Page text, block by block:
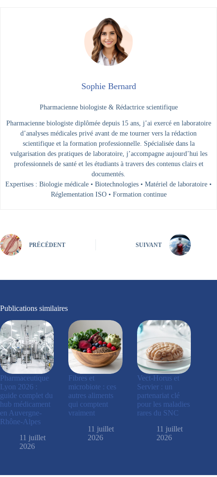
Sophie Bernard
Pharmacienne biologiste & Rédactrice scientifique
Pharmacienne biologiste diplômée depuis 15 ans, j’ai exercé en laboratoire
d’analyses médicales privé avant de me tourner vers la rédaction
scientifique et la formation professionnelle. Spécialisée dans la
vulgarisation des pratiques de laboratoire, j’accompagne aujourd’hui les
professionnels de santé et les étudiants à travers des contenus clairs et
documentés.
Expertises : Biologie médicale • Biotechnologies • Matériel de laboratoire •
Réglementation ISO • Formation continue
PRÉCÉDENT SUIVANT
Publications similaires
Pharmaceutique
Lyon 2026 :
guide complet du
hub médicament
en Auvergne-
Rhône-Alpes
11 juillet
2026
Fibres et
microbiote : ces
autres aliments
qui comptent
vraiment
11 juillet
2026
Vect-Horus et
Servier : un
partenariat clé
pour les maladies
rares du SNC
11 juillet
2026